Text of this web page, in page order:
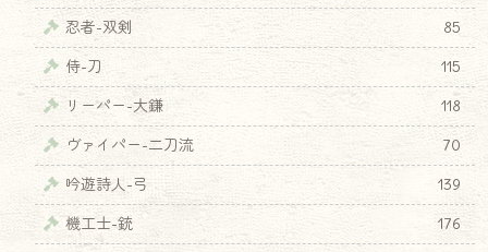
忍者-双剣
85
侍-刀
115
リーパー-大鎌
118
ヴァイパー-二刀流
70
吟遊詩人-弓
139
機工士-銃
176